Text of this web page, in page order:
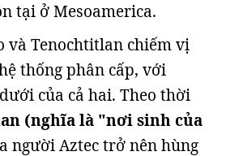
tại ở Mesoamerica.
và Tenochtitlan chiếm vị
thống phân cấp, với
của cả hai. Theo thời
(nghĩa là "nơi sinh của
người Aztec trở nên hùng